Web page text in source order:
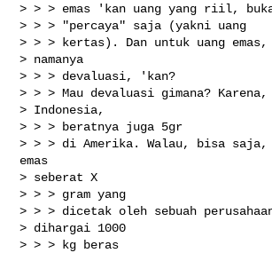
> > > emas 'kan uang yang riil,
> > > "percaya" saja (yakni uang
> > > kertas). Dan untuk uang
> namanya
> > > devaluasi, 'kan?
> > > Mau devaluasi gimana?
> Indonesia,
> > > beratnya juga 5gr
> > > di Amerika. Walau, bisa saja,
emas
> seberat X
> > > gram yang
> > > dicetak oleh sebuah
> dihargai 1000
> > > kg beras